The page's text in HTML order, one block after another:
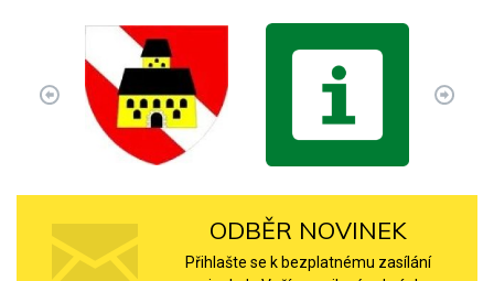
ODBĚR NOVINEK
Přihlašte se k bezplatnému zasílání